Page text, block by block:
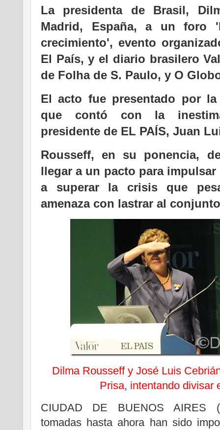
La presidenta de Brasil,
Madrid, España, a un foro
crecimiento', evento
El País, y el diario brasilero
de Folha de S. Paulo, y O
El acto fue presentado por
que contó con la
presidente de EL PAÍS, Juan
Rousseff, en su ponencia,
llegar a un pacto para
a superar la crisis que
amenaza con lastrar al
Dilma Rousseff y José Luis
Prisa, intentando divisar
CIUDAD DE BUENOS AIRES (
tomadas hasta ahora han sido